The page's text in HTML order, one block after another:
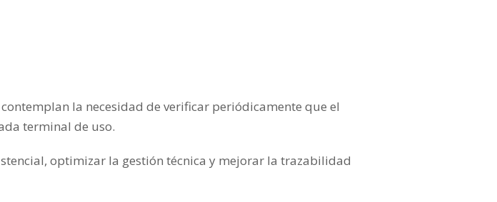
la necesidad de verificar periódicamente que el
terminal de uso.
optimizar la gestión técnica y mejorar la trazabilidad